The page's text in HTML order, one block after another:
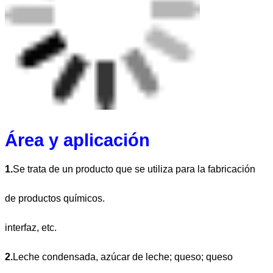
Área y aplicación
1.Se trata de un producto que se utiliza para la fabricación
de productos químicos.
interfaz, etc.
2.Leche condensada, azúcar de leche; queso; queso